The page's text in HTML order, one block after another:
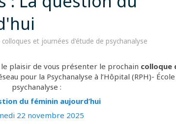
colloques et journées d'étude de psychanalyse
plaisir de vous présenter le prochain colloque
pour la Psychanalyse à l’Hôpital (RPH)-
psychanalyse :
du féminin aujourd’hui
22 novembre 2025